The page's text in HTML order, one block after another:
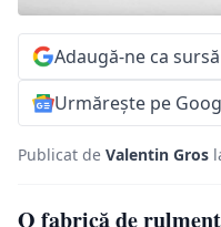
Adaugă-ne ca
Urmărește pe
Publicat de Valentin Gros
O fabrică de